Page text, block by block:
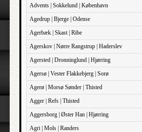
Advents | Sokkelund | København
Agedrup | Bjerge | Odense
Agerbæk | Skast | Ribe
Agerskov | Nørre Rangstrup | Haderslev
Agersted | Dronninglund | Hjørring
Agersø | Vester Flakkebjerg | Sorø
Agerø | Morsø Sønder | Thisted
Agger | Refs | Thisted
Aggersborg | Øster Han | Hjørring
Agri | Mols | Randers